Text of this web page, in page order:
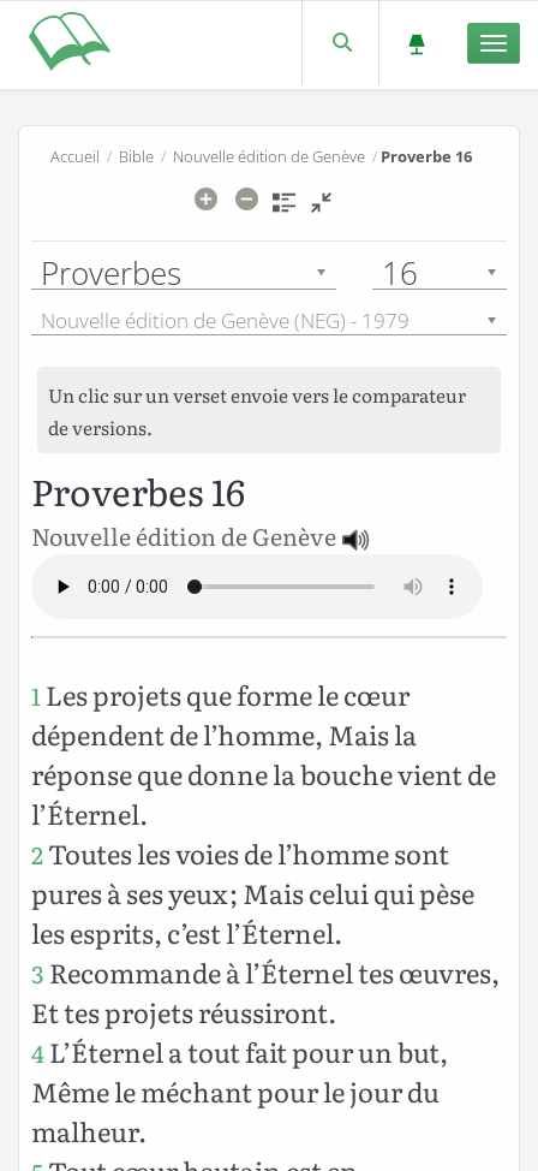
Accueil / Bible/ Nouvelle édition de Genève/ Proverbe 16
Proverbes 16
Nouvelle édition de Genève (NEG) - 1979
Un clic sur un verset envoie vers le comparateur
de versions.
Proverbes 16
Nouvelle édition de Genève
1 Les projets que forme le cœur
dépendent de l’homme, Mais la
réponse que donne la bouche vient de
l’Éternel.
2Toutes les voies de l’homme sont
pures à ses yeux ; Mais celui qui pèse
les esprits, c’est l’Éternel.
3 Recommande à l’Éternel tes œuvres,
Et tes projets réussiront.
4L’Éternel a tout fait pour un but,
Même le méchant pour le jour du
malheur.